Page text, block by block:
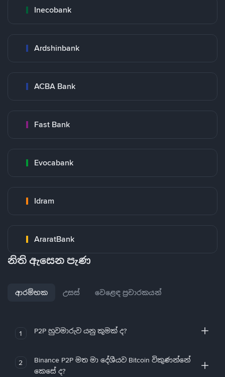
Inecobank
Ardshinbank
ACBA Bank
Fast Bank
Evocabank
Idram
AraratBank
නිති ඇසෙන පැණ
ආරම්භක උසස් වෙළෙඳ ප්‍රචාරකයන්
1 P2P හුවමාරුව යනු කුමක් ද?
2
Binance P2P මත මා දේශීයව Bitcoin විකුණන්නේ
කෙසේ ද?